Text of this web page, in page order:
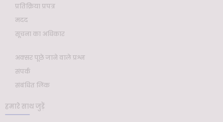
प्रतिक्रिया प्रपत्र
मदद
सूचना का अधिकार
अक्सर पूछे जाने वाले प्रश्न
संपर्क
संबंधित लिंक
हमारे साथ जुड़ें